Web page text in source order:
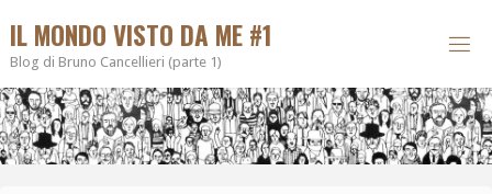
IL MONDO VISTO DA ME #1
Blog di Bruno Cancellieri (parte 1)